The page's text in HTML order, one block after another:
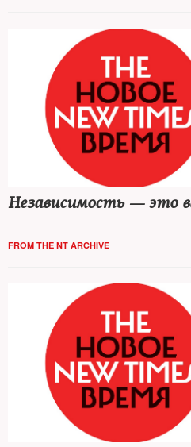
Независимость — это
FROM THE NT ARCHIVE